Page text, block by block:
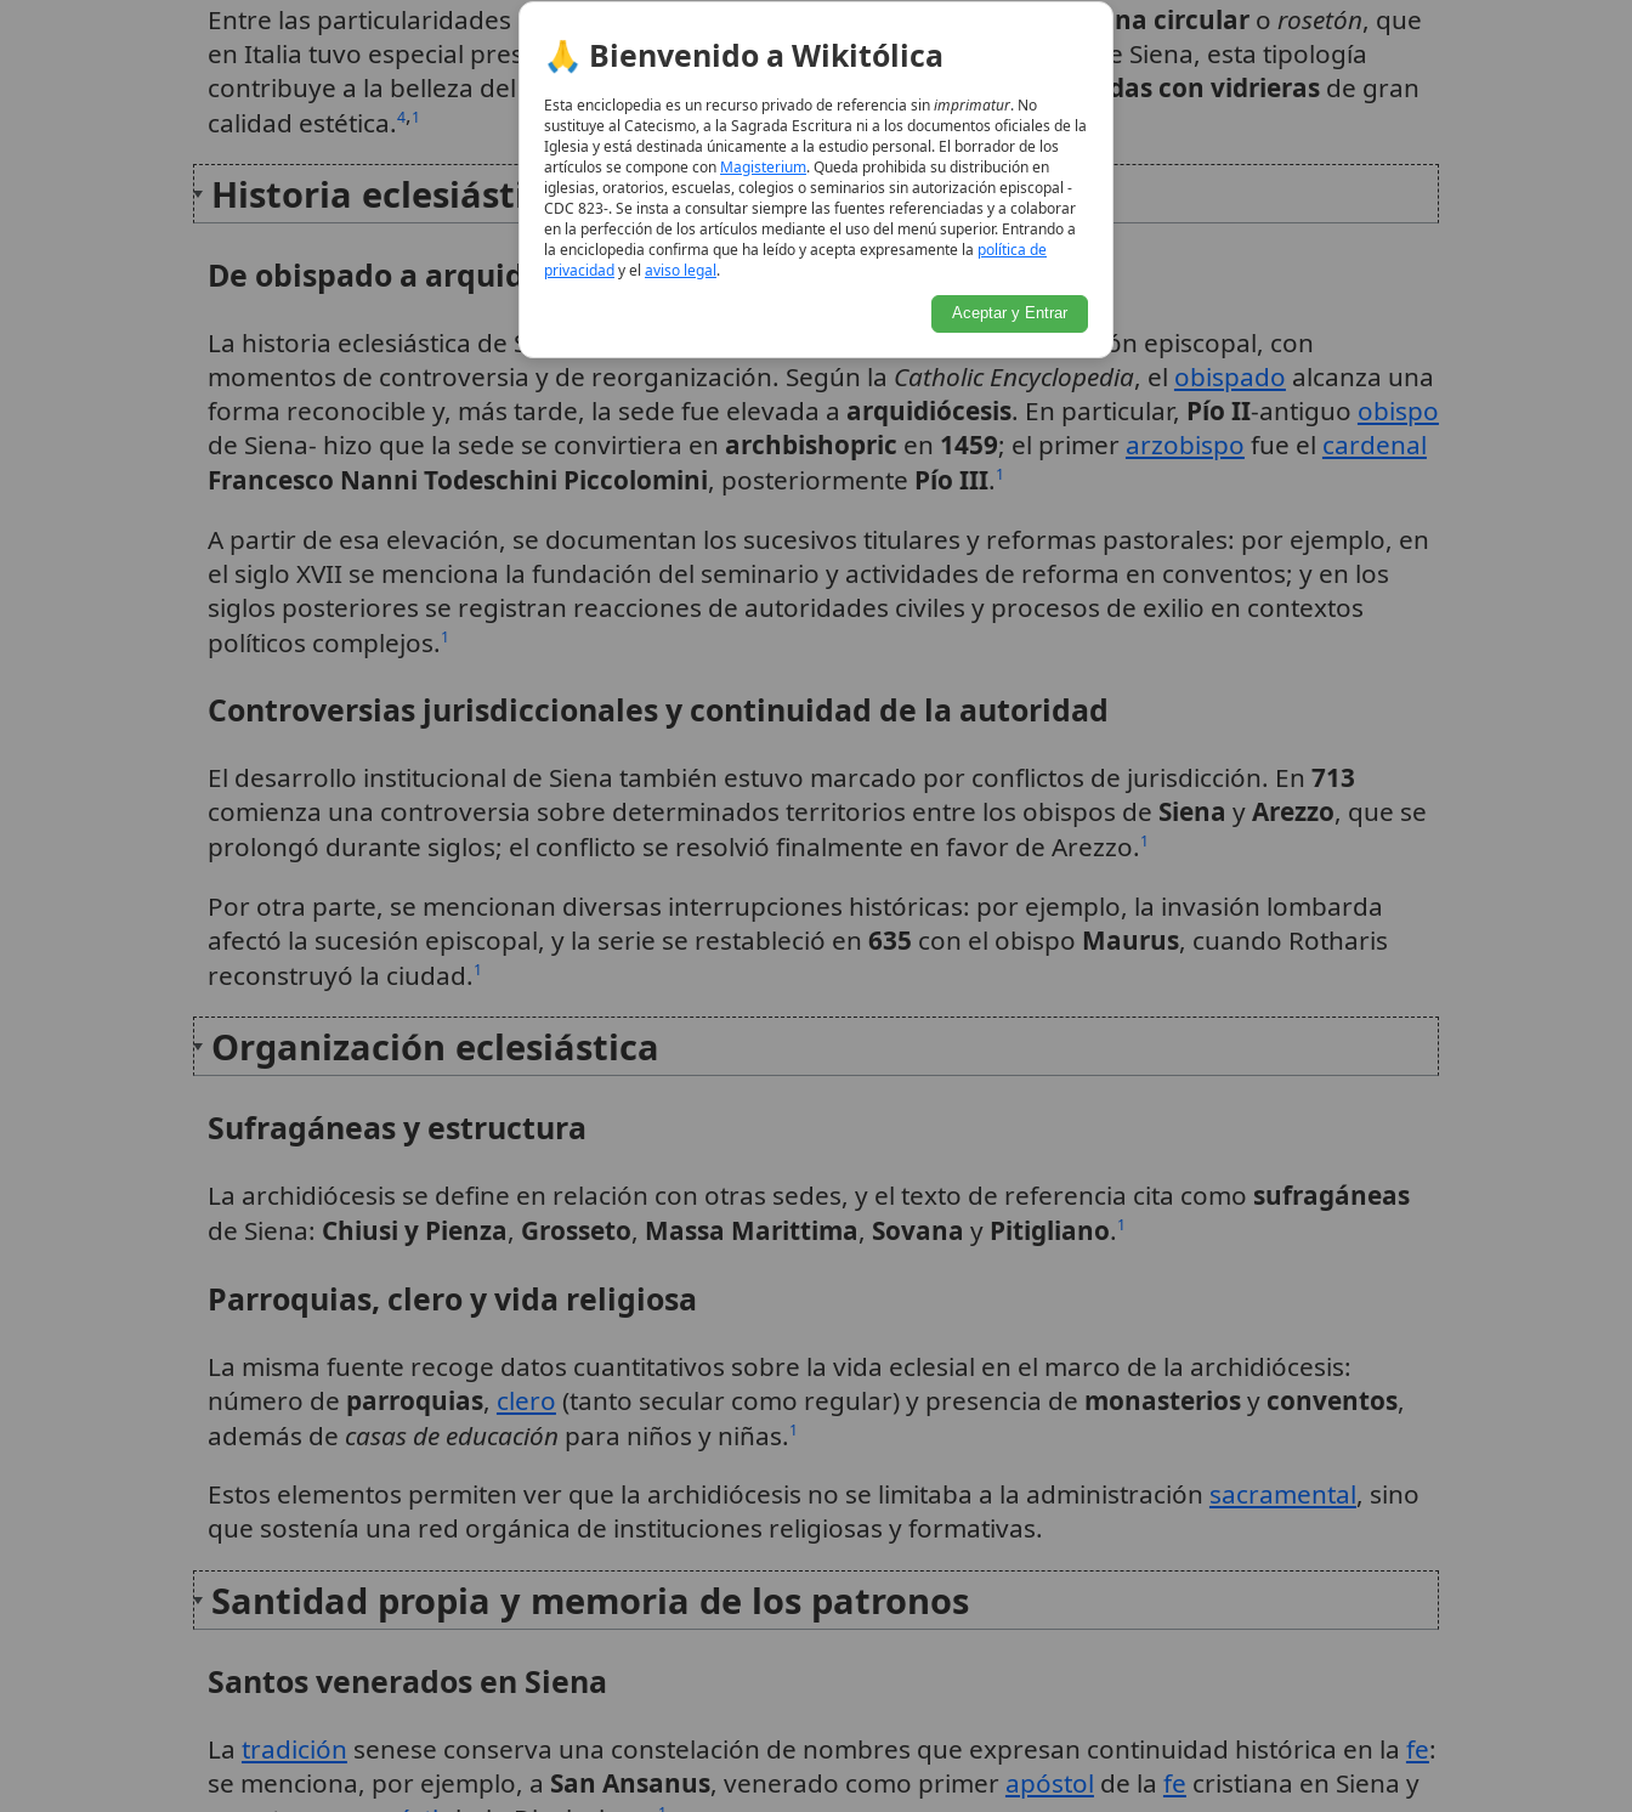
Entre las particularidades del gótico toscano se encuentra el uso de la ventana circularo rosetón, que
en Italia tuvo especial presencia en iglesias góticas de la región. En el caso de Siena, esta tipología
contribuye a la belleza del interior catedralicio, al quedar las rosetas
rellenadas con vidrierasde gran
calidad estética.4,1
Historia eclesiástica de Siena
De obispado a arquidiócesis
La historia eclesiástica de Siena muestra una trayectoria larga de organización episcopal, con
momentos de controversia y de reorganización. Según la Catholic Encyclopedia, el obispado alcanza una
forma reconocible y, más tarde, la sede fue elevada a arquidiócesis. En particular, Pío II-antiguo obispo
de Siena- hizo que la sede se convirtiera en archbishopric en 1459; el primer arzobispo fue el cardenal
Francesco Nanni Todeschini Piccolomini, posteriormente Pío III.1
A partir de esa elevación, se documentan los sucesivos titulares y reformas pastorales: por ejemplo, en
el siglo XVII se menciona la fundación del seminario y actividades de reforma en conventos; y en los
siglos posteriores se registran reacciones de autoridades civiles y procesos de exilio en contextos
políticos complejos.1
Controversias jurisdiccionales y continuidad de la autoridad
El desarrollo institucional de Siena también estuvo marcado por conflictos de jurisdicción. En 713
comienza una controversia sobre determinados territorios entre los obispos de Siena yArezzo, que se
prolongó durante siglos; el conflicto se resolvió finalmente en favor de Arezzo.1
Por otra parte, se mencionan diversas interrupciones históricas: por ejemplo, la invasión lombarda
afectó la sucesión episcopal, y la serie se restableció en 635 con el obispo Maurus, cuando Rotharis
reconstruyó la ciudad.1
Organización eclesiástica
Sufragáneas y estructura
La archidiócesis se define en relación con otras sedes, y el texto de referencia cita como sufragáneas
de Siena: Chiusi y Pienza, Grosseto, Massa Marittima, Sovana y Pitigliano.1
Parroquias, clero y vida religiosa
La misma fuente recoge datos cuantitativos sobre la vida eclesial en el marco de la archidiócesis:
número de parroquias, clero (tanto secular como regular) y presencia de monasteriosy conventos,
además de casas de educación para niños y niñas.1
Estos elementos permiten ver que la archidiócesis no se limitaba a la administración sacramental, sino
que sostenía una red orgánica de instituciones religiosas y formativas.
Santidad propia y memoria de los patronos
Santos venerados en Siena
La tradición senese conserva una constelación de nombres que expresan continuidad histórica en la fe:
se menciona, por ejemplo, a San Ansanus, venerado como primer apóstol de la fe cristiana en Siena y
🙏 Bienvenido a Wikitólica
Esta enciclopedia es un recurso privado de referencia sinimprimatur. No
sustituye al Catecismo, a la Sagrada Escritura ni a los documentos oficiales de la
Iglesia y está destinada únicamente a la estudio personal. El borrador de los
artículos se compone con Magisterium. Queda prohibida su distribución en
iglesias, oratorios, escuelas, colegios o seminarios sin autorización episcopal -
CDC 823-. Se insta a consultar siempre las fuentes referenciadas y a colaborar
en la perfección de los artículos mediante el uso del menú superior. Entrando a
la enciclopedia confirma que ha leído y acepta expresamente la política de
privacidady el aviso legal.
Aceptar y Entrar